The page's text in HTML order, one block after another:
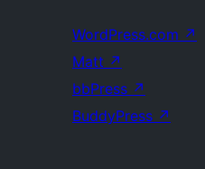
WordPress.com ↗
Matt ↗
bbPress ↗
BuddyPress ↗